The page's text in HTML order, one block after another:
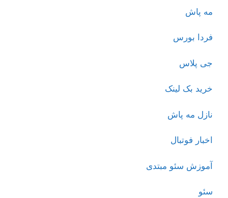
مه پاش
فردا بورس
جی پلاس
خرید بک لینک
نازل مه پاش
اخبار فوتبال
آموزش سئو مبتدی
سئو